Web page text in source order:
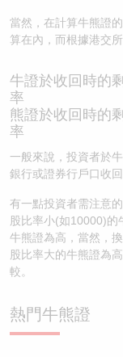
當然，在計算牛熊證
算在內，而根據港交
牛證於收回時的
率
熊證於收回時的
率
一般來說，投資者於
銀行或證券行戶口收回
有一點投資者需注意
股比率小(如10000)
牛熊證為高，當然，
股比率大的牛熊證為
較。
熱門牛熊證